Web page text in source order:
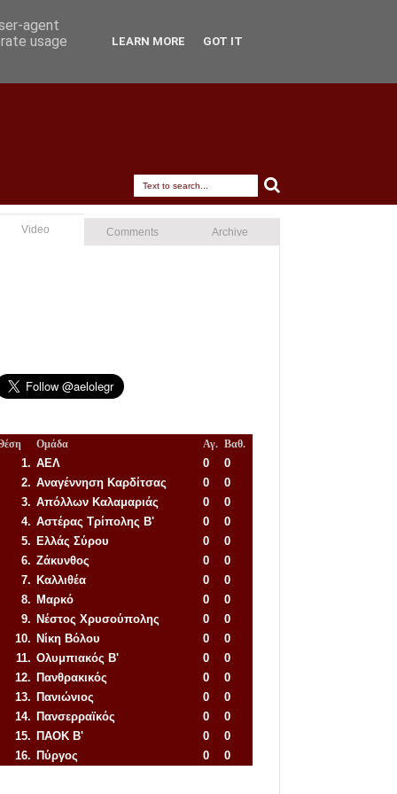
Video Comments Archive
Ομάδα Αγ. Βαθ.
1. ΑΕΛ 0
0
2. Αναγέννηση Καρδίτσας 0
0
3. Απόλλων Καλαμαριάς 0
0
4. Αστέρας Τρίπολης Β' 0
0
5. Ελλάς Σύρου 0
0
6. Ζάκυνθος 0
0
7. Καλλιθέα 0
0
8. Μαρκό 0
0
9. Νέστος Χρυσούπολης 0
0
10. Νίκη Βόλου 0
0
11. Ολυμπιακός Β' 0
0
12. Πανθρακικός 0
0
13. Πανιώνιος 0
0
14. Πανσερραϊκός 0
0
15. ΠΑΟΚ Β' 0
0
16. Πύργος 0
0
agent
usage
LEARN MORE GOT IT